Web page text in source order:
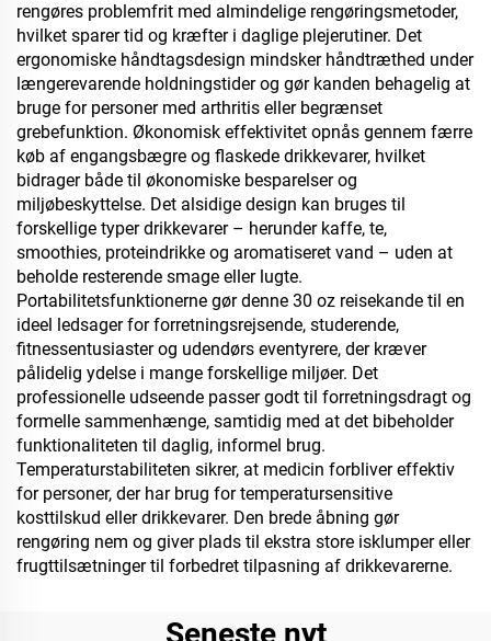
rengøres problemfrit med almindelige rengøringsmetoder,
hvilket sparer tid og kræfter i daglige plejerutiner. Det
ergonomiske håndtagsdesign mindsker håndtræthed under
længerevarende holdningstider og gør kanden behagelig at
bruge for personer med arthritis eller begrænset
grebefunktion. Økonomisk effektivitet opnås gennem færre
køb af engangsbægre og flaskede drikkevarer, hvilket
bidrager både til økonomiske besparelser og
miljøbeskyttelse. Det alsidige design kan bruges til
forskellige typer drikkevarer – herunder kaffe, te,
smoothies, proteindrikke og aromatiseret vand – uden at
beholde resterende smage eller lugte.
Portabilitetsfunktionerne gør denne 30 oz reisekande til en
ideel ledsager for forretningsrejsende, studerende,
fitnessentusiaster og udendørs eventyrere, der kræver
pålidelig ydelse i mange forskellige miljøer. Det
professionelle udseende passer godt til forretningsdragt og
formelle sammenhænge, samtidig med at det bibeholder
funktionaliteten til daglig, informel brug.
Temperaturstabiliteten sikrer, at medicin forbliver effektiv
for personer, der har brug for temperatursensitive
kosttilskud eller drikkevarer. Den brede åbning gør
rengøring nem og giver plads til ekstra store isklumper eller
frugttilsætninger til forbedret tilpasning af drikkevarerne.